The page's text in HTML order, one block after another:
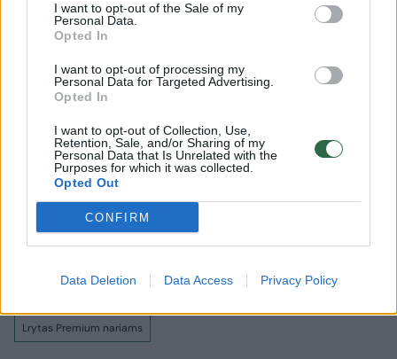
I want to opt-out of the Sale of my
Personal Data.
Opted In
I want to opt-out of processing my
Personal Data for Targeted Advertising.
Opted In
I want to opt-out of Collection, Use,
Retention, Sale, and/or Sharing of my
Personal Data that Is Unrelated with the
Purposes for which it was collected.
Opted Out
CONFIRM
Data Deletion Data Access Privacy Policy
Verslas Mano pinigai
Gyventojai netrukus gali susidurti
su netikėta problema: šio įprasto
pirkinio taip lengvai nebeįsigysite
2026 m. rugpjūčio 7 d. 06:02
Lrytas Premium nariams